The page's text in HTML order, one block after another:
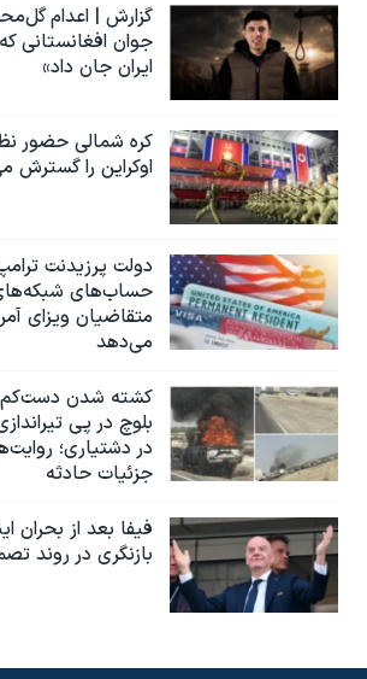
گزارش | اعدام
جوان افغانستانی
ایران جان داد»
کره شمالی حضور
اوکراین را گسترش
دولت پرزیدنت
حساب‌های
متقاضیان ویزای
می‌دهد
کشته شدن دست‌کم
بلوچ در پی
در دشتیاری؛
جزئیات حادثه
فیفا بعد از بحران
بازنگری در روند